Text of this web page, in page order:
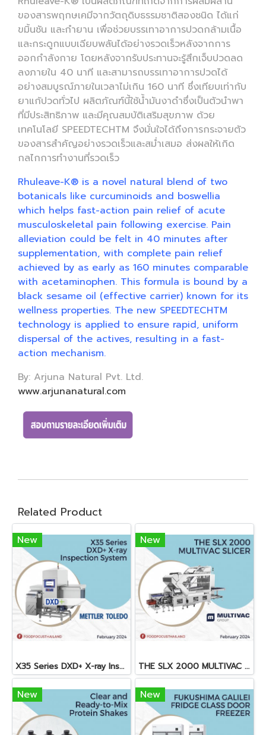
ของสารพฤกษเคมีจากวัตถุดิบธรรมชาติสองชนิด ได้แก่
ขมิ้นชัน และกำยาน เพื่อช่วยบรรเทาอาการปวดกล้ามเนื้อ
และกระดูกแบบเฉียบพลันได้อย่างรวดเร็วหลังจากการ
ออกกำลังกาย โดยหลังจากรับประทานจะรู้สึกเจ็บปวดลด
ลงภายใน 40 นาที และสามารถบรรเทาอาการปวดได้
อย่างสมบูรณ์ภายในเวลาไม่เกิน 160 นาที ซึ่งเทียบเท่ากับ
ยาแก้ปวดทั่วไป ผลิตภัณฑ์นี้ใช้น้ำมันงาดำซึ่งเป็นตัวนำพา
ที่มีประสิทธิภาพ และมีคุณสมบัติเสริมสุขภาพ ด้วย
เทคโนโลยี SPEEDTECHTM จึงมั่นใจได้ถึงการกระจายตัว
ของสารสำคัญอย่างรวดเร็วและสม่ำเสมอ ส่งผลให้เกิด
กลไกการทำงานที่รวดเร็ว
Rhuleave-K® is a novel natural blend of two
botanicals like curcuminoids and boswellia
which helps fast-action pain relief of acute
musculoskeletal pain following exercise. Pain
alleviation could be felt in 40 minutes after
supplementation, with complete pain relief
achieved by as early as 160 minutes comparable
with acetaminophen. This formula is bound by a
black sesame oil (effective carrier) known for its
wellness properties. The new SPEEDTECHTM
technology is applied to ensure rapid, uniform
dispersal of the actives, resulting in a fast-
action mechanism.
By: Arjuna Natural Pvt. Ltd.
www.arjunanatural.com
Related Product
New
X35 Series DXD+ X-ray Inspection System
New
THE SLX 2000 MULTIVAC SLICER
New New